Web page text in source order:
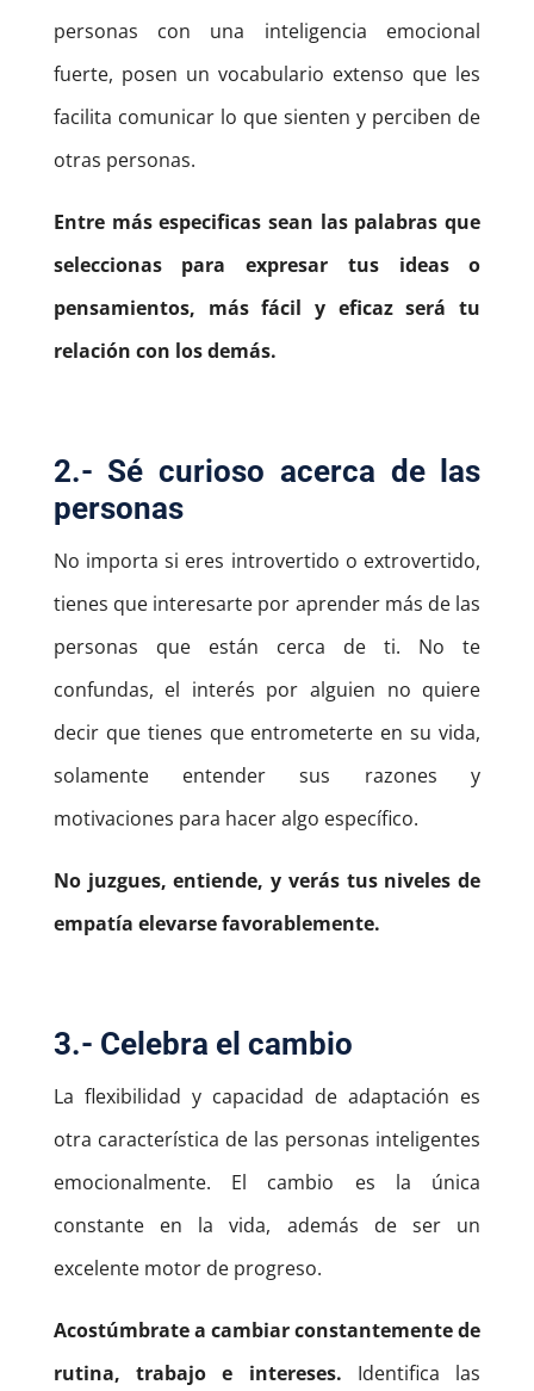
personas con una inteligencia emocional
fuerte, posen un vocabulario extenso que les
facilita comunicar lo que sienten y perciben de
otras personas.
Entre más especificas sean las palabras que
seleccionas para expresar tus ideas o
pensamientos, más fácil y eficaz será tu
relación con los demás.
2.- Sé curioso acerca de las
personas
No importa si eres introvertido o extrovertido,
tienes que interesarte por aprender más de las
personas que están cerca de ti. No te
confundas, el interés por alguien no quiere
decir que tienes que entrometerte en su vida,
solamente entender sus razones y
motivaciones para hacer algo específico.
No juzgues, entiende, y verás tus niveles de
empatía elevarse favorablemente.
3.- Celebra el cambio
La flexibilidad y capacidad de adaptación es
otra característica de las personas inteligentes
emocionalmente. El cambio es la única
constante en la vida, además de ser un
excelente motor de progreso.
Acostúmbrate a cambiar constantemente de
rutina, trabajo e intereses. Identifica las